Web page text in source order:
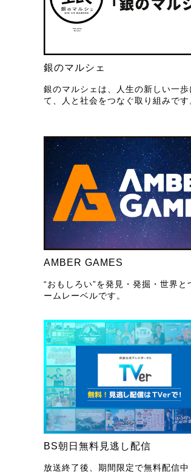
銀のマルシェ
銀のマルシェは、人生の新しい一歩
て、人と社会をつなぐ取り組みです
AMBER GAMES
“おもしろい”を発見・発掘・世界と
ームレーベルです。
BS朝日無料見逃し配信
放送終了後、期間限定で無料配信中